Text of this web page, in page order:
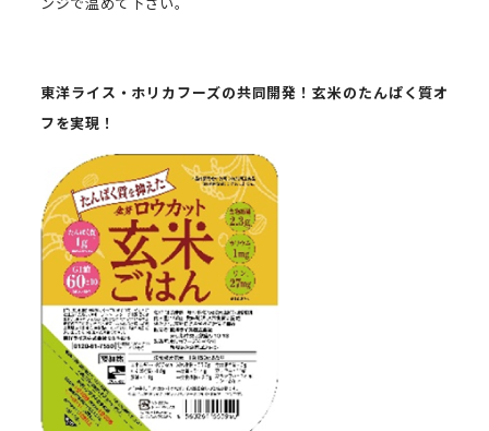
東洋ライス・ホリカフーズの共同開発！玄米のたんぱく質オ
フを実現！